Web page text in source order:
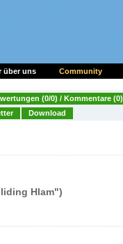
über uns Community
(0/0) / Kommentare (0)
Download
Hlam")